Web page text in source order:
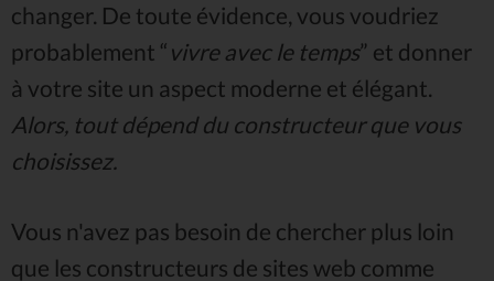
changer. De toute évidence, vous voudriez
probablement “ vivre avec le temps” et donner
à votre site un aspect moderne et élégant.
Alors, tout dépend du constructeur que vous
choisissez.
Vous n'avez pas besoin de chercher plus loin
que les constructeurs de sites web comme